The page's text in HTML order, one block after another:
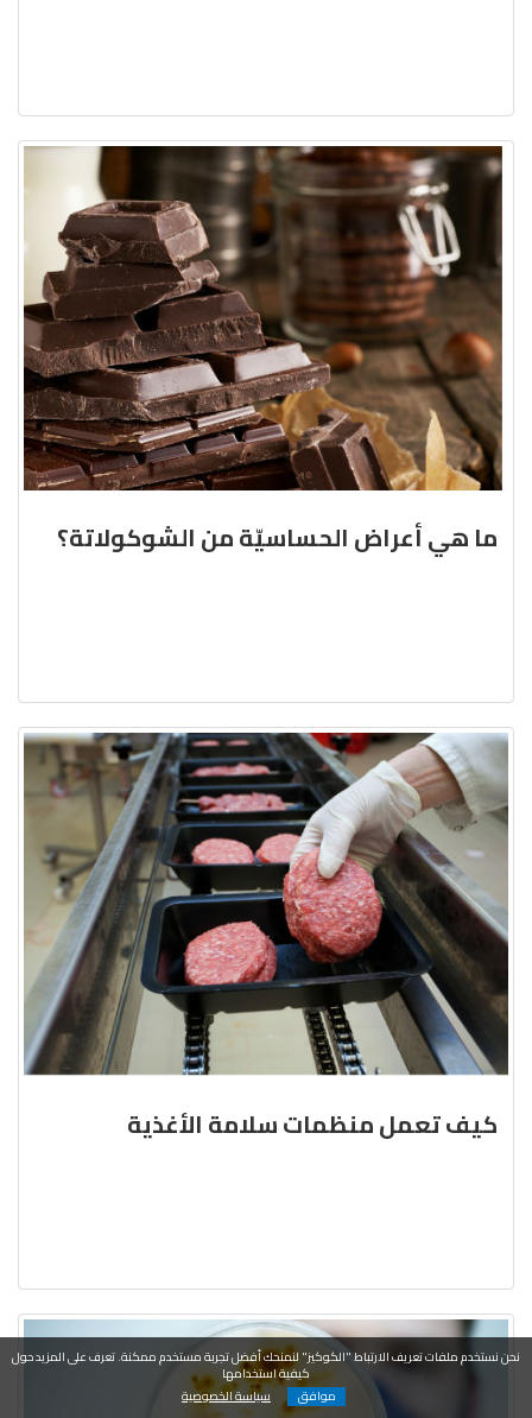
ما هي أعراض الحساسيّة من الشوكولاتة؟
كيف تعمل منظمات سلامة الأغذية
نحن نستخدم ملفات تعريف الارتباط "الكوكيز" لنمنحك أفضل تجربة مستخدم ممكنة. تعرف على المزيد حول
كيفية استخدامها
موافق
سياسة الخصوصية